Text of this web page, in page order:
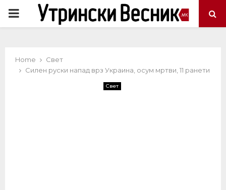
PRIMARY
Home
Свет
Силен руски напад врз Украина, осум мртви, 11 ранети
Свет